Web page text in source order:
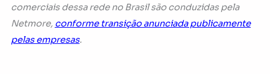
comerciais dessa rede no Brasil são conduzidas pela
Netmore, conforme transição anunciada publicamente
pelas empresas.